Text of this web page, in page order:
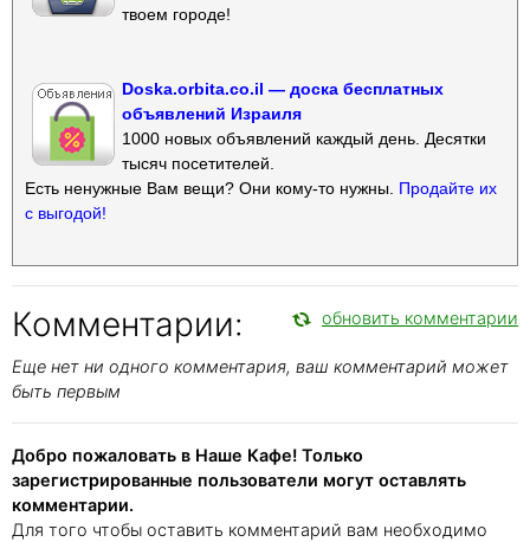
твоем городе!
Doska.orbita.co.il — доска бесплатных
объявлений Израиля
1000 новых объявлений каждый день. Десятки
тысяч посетителей.
Есть ненужные Вам вещи? Они кому-то нужны. Продайте их
с выгодой!
Комментарии: обновить комментарии
Еще нет ни одного комментария, ваш комментарий может
быть первым
Добро пожаловать в Наше Кафе! Только
зарегистрированные пользователи могут оставлять
комментарии.
Для того чтобы оставить комментарий вам необходимо